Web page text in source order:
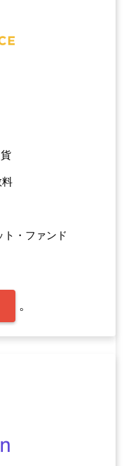
料
・ファンド
。